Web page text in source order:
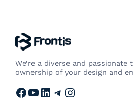
We’re a diverse and passionate
ownership of your design and
Facebook YouTube LinkedIn Telegram Instagram